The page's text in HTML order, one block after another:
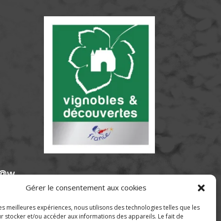
Gérer le consentement aux cookies
meilleures expériences, nous utilisons des technologies telles que les
stocker et/ou accéder aux informations des appareils. Le fait de